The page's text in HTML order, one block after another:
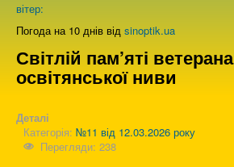
Про нас
Зворотній зв'язок
вітер:
Погода на 10 днів від sinoptik.ua
Світлій пам’яті ветерана
освітянської ниви
Деталі
Категорія: №11 від 12.03.2026 року
Перегляди: 238